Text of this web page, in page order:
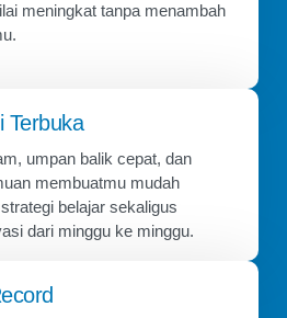
meningkat tanpa menambah
Terbuka
umpan balik cepat, dan
membuatmu mudah
belajar sekaligus
dari minggu ke minggu.